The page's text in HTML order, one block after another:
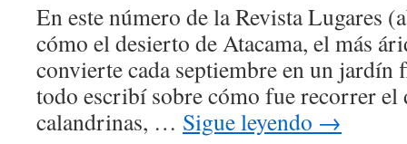
En este número de la Revista Lugares
cómo el desierto de Atacama, el más
convierte cada septiembre en un jardín
todo escribí sobre cómo fue recorrer el
calandrinas, … Sigue leyendo →